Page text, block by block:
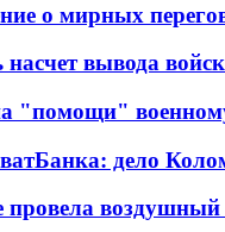
о мирных
вывода
"помощи"
дело